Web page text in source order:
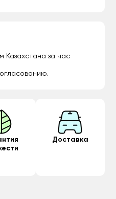
Казахстана за час
Доставка